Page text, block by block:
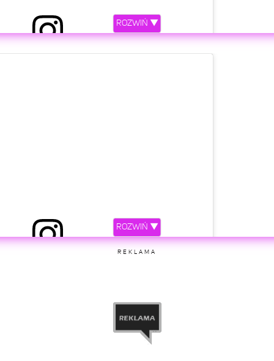
przez Zuza Kołodziejczyk (@zuzol)
ROBBIE RABANE (@robbierabane)
ROZWIŃ ▼
ROZWIŃ ▼
REKLAMA